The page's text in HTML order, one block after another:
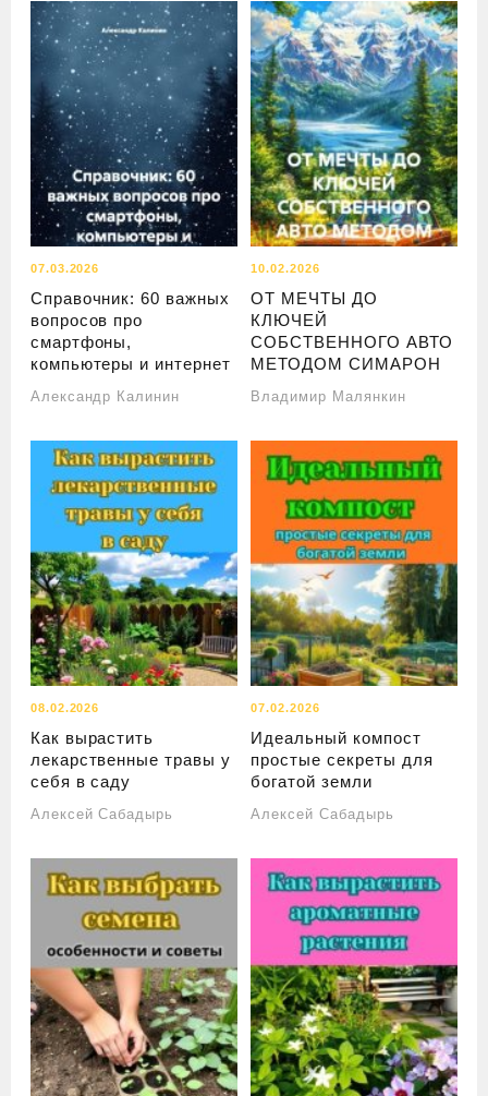
07.03.2026
Справочник: 60 важных
вопросов про
смартфоны,
компьютеры и интернет
Александр Калинин
10.02.2026
ОТ МЕЧТЫ ДО
КЛЮЧЕЙ
СОБСТВЕННОГО АВТО
МЕТОДОМ СИМАРОН
Владимир Малянкин
08.02.2026
Как вырастить
лекарственные травы у
себя в саду
Алексей Сабадырь
07.02.2026
Идеальный компост
простые секреты для
богатой земли
Алексей Сабадырь